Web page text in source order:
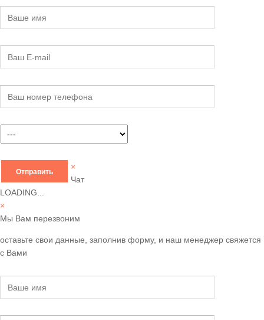
×
Чат
LOADING...
×
Мы Вам перезвоним
оставьте свои данные, заполнив форму, и наш менеджер свяжется
с Вами